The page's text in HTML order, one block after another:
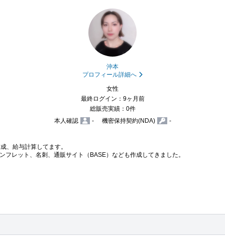
沖本
プロフィール詳細へ
女性
最終ログイン：9ヶ月前
総販売実績：0件
本人確認
- 機密保持契約(NDA) -
、給与計算してます。
フレット、名刺、通販サイト（BASE）なども作成してきました。